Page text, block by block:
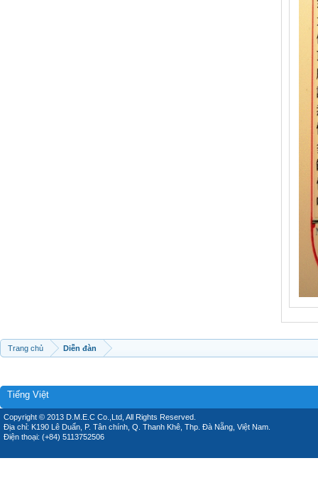
Trang chủ Diễn đàn
Tiếng Việt
Copyright © 2013 D.M.E.C Co.,Ltd, All Rights Reserved.
Địa chỉ: K190 Lê Duẩn, P. Tân chính, Q. Thanh Khê, Thp. Đà Nẵng, Việt Nam.
Điện thoại: (+84) 5113752506